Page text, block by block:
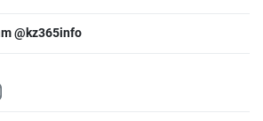
@kz365info